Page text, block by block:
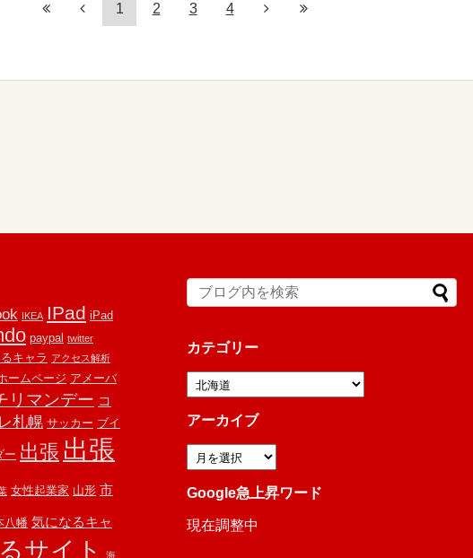
1 2 3 4
IKEA IPad iPad
paypal twitter
キャラ アクセス解析
ームページ アメーバ
リマンデー コ
札幌 サッカー ブイ
ー 出張 出張
女性起業家 山形 市
八幡 気になるキャ
サイト 海
カテゴリー
アーカイブ
Google急上昇ワード
現在調整中